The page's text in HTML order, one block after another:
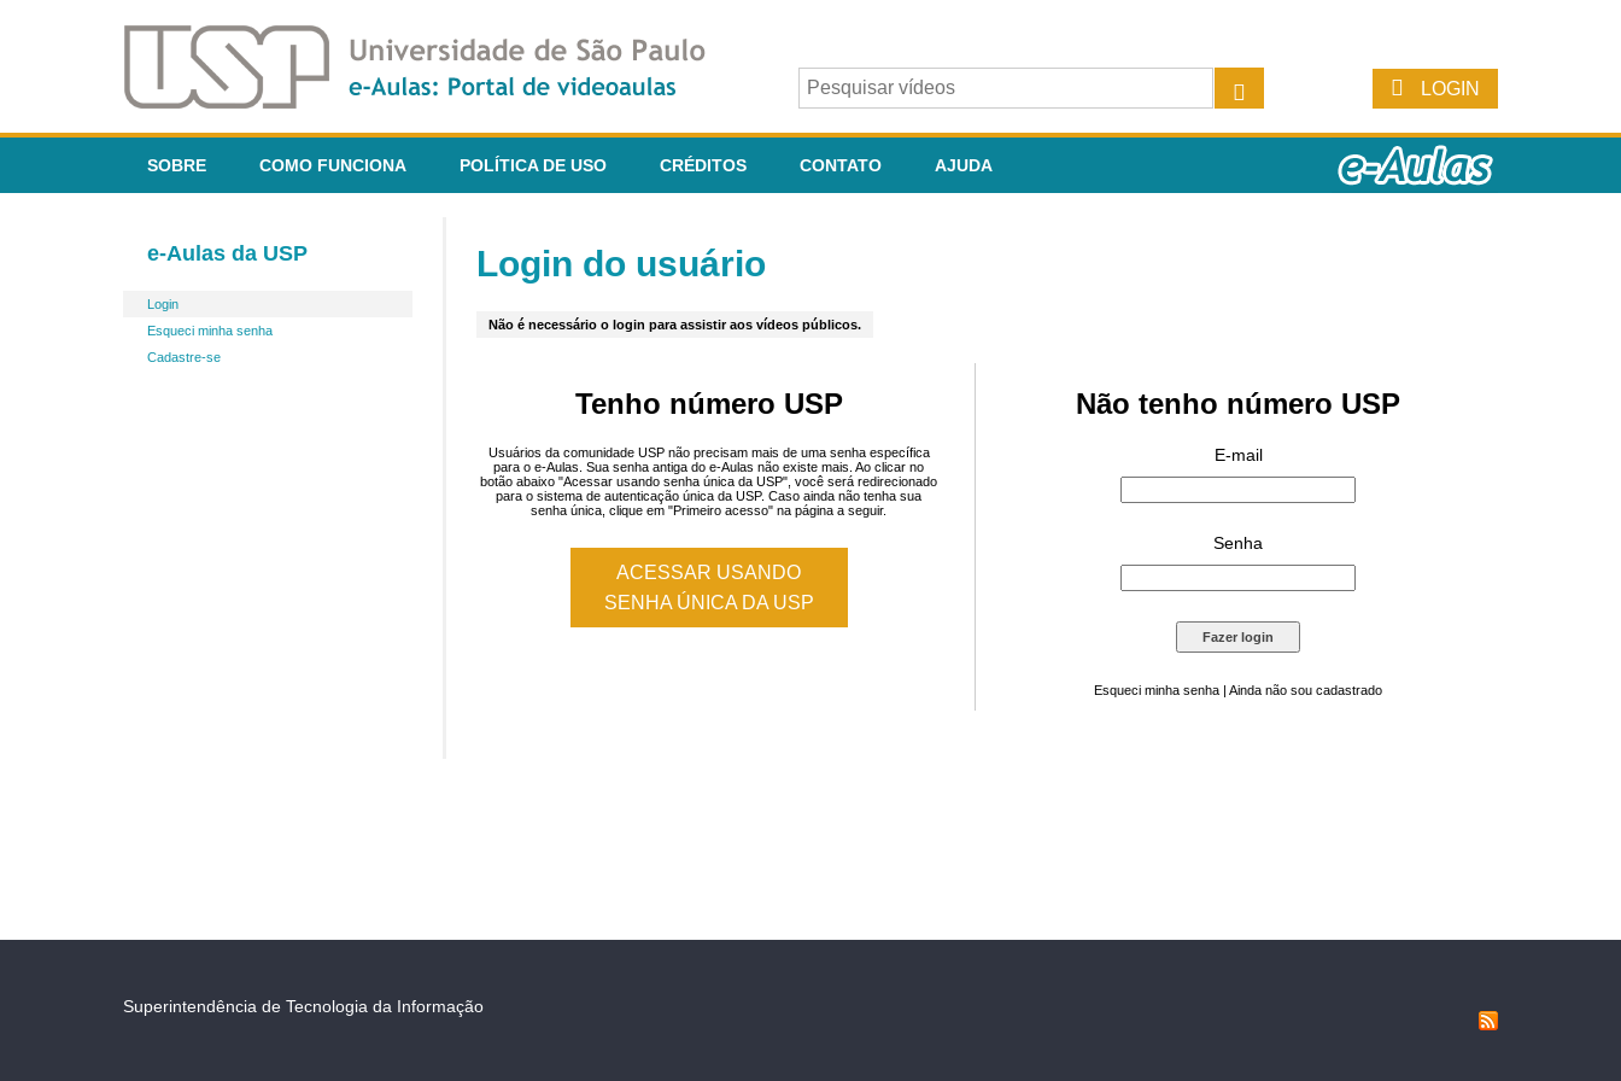
LOGIN
SOBRE COMO FUNCIONA POLÍTICA DE USO CRÉDITOS CONTATO AJUDA
e-Aulas da USP
Login
Esqueci minha senha
Cadastre-se
Login do usuário
Não é necessário o login para assistir aos vídeos públicos.
Tenho número USP
Usuários da comunidade USP não precisam mais de uma senha específica
para o e-Aulas. Sua senha antiga do e-Aulas não existe mais. Ao clicar no
botão abaixo "Acessar usando senha única da USP", você será redirecionado
para o sistema de autenticação única da USP. Caso ainda não tenha sua
senha única, clique em "Primeiro acesso" na página a seguir.
ACESSAR USANDO
SENHA ÚNICA DA USP
Não tenho número USP
E-mail
Senha
Esqueci minha senha | Ainda não sou cadastrado
Superintendência de Tecnologia da Informação